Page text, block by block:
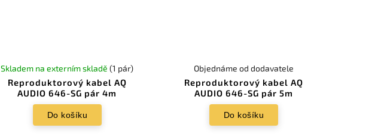
Reproduktorový kabel AQ
AUDIO 646-SG pár 4m
Skladem na externím skladě(1 pár)
Do košíku
Reproduktorový kabel AQ
AUDIO 646-SG pár 5m
Objednáme od dodavatele
Do košíku